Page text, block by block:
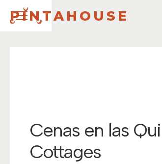
PINTAHOUSE
Cenas en las
Cottages